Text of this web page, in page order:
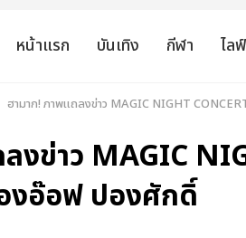
หน้าแรก บันเทิง กีฬา ไล
ฮามาก! ภาพแถลงข่าว MAGIC NIGHT
งข่าว MAGIC
งอ๊อฟ ปองศักดิ์